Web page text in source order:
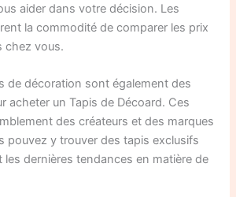
aider dans votre décision. Les
la commodité de comparer les prix
chez vous.
de décoration sont également des
acheter un Tapis de Décoard. Ces
des créateurs et des marques
pouvez y trouver des tapis exclusifs
dernières tendances en matière de